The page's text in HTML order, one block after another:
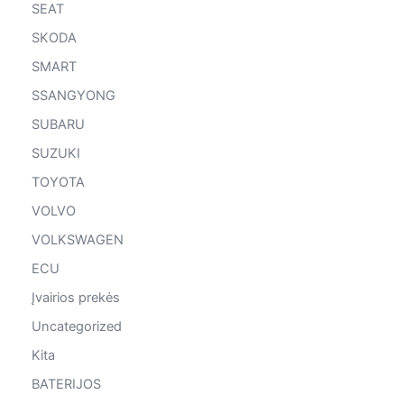
SEAT
SKODA
SMART
SSANGYONG
SUBARU
SUZUKI
TOYOTA
VOLVO
VOLKSWAGEN
ECU
Įvairios prekės
Uncategorized
Kita
BATERIJOS